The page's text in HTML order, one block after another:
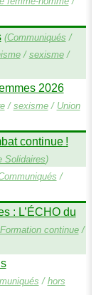
(Communiqués /
/ sexisme/
2026
/ sexisme/ Union
continue !
Solidaires)
/
: L’ÉCHOdu
Formation continue/
/ hors